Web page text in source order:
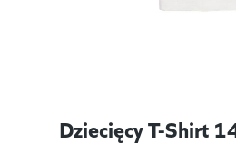
Dziecięcy T-Shirt